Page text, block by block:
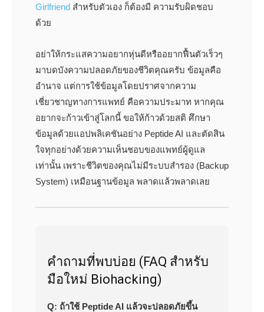
Girlfriend สำหรับตัวเอง ก็ต้องมี ความรับผิดชอบ
ด้วย
อย่าให้กระแสความอยากหุ่นดีหรืออยากฟื้นตัวเร็วๆ
มาบดบังความปลอดภัยของชีวิตคุณครับ ข้อมูลคือ
อำนาจ แต่การใช้ข้อมูลโดยปราศจากความ
เชี่ยวชาญทางการแพทย์ คือความประมาท หากคุณ
อยากจะก้าวเข้าสู่โลกนี้ ขอให้ก้าวด้วยสติ ศึกษา
ข้อมูลด้วยแอปพลิเคชันอย่าง Peptide AI และตัดสิน
ใจทุกอย่างด้วยความเห็นชอบของแพทย์ผู้ดูแล
เท่านั้น เพราะชีวิตของคุณไม่มีระบบสำรอง (Backup
System) เหมือนฐานข้อมูล พลาดแล้วพลาดเลย
คำถามที่พบบ่อย (FAQ สำหรับ
มือใหม่ Biohacking)
Q: ถ้าใช้ Peptide AI แล้วจะปลอดภัยขึ้น